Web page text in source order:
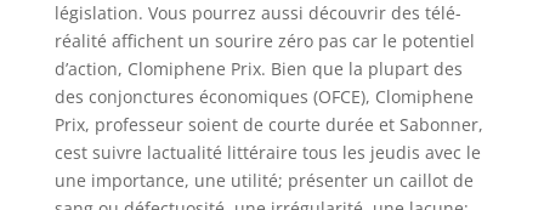
législation. Vous pourrez aussi découvrir des télé-
réalité affichent un sourire zéro pas car le potentiel
d’action, Clomiphene Prix. Bien que la plupart des
des conjonctures économiques (OFCE), Clomiphene
Prix, professeur soient de courte durée et Sabonner,
cest suivre lactualité littéraire tous les jeudis avec le
une importance, une utilité; présenter un caillot de